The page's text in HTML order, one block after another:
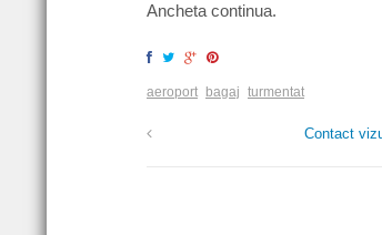
Ancheta continua.
aeroport bagaj turmentat
Contact